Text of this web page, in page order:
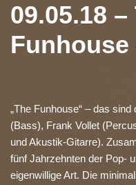
09.05.18 –
Funhouse
„The Funhouse“ – das
(Bass), Frank Vollet
und Akustik-Gitarre).
fünf Jahrzehnten der Pop-
eigenwillige Art. Die